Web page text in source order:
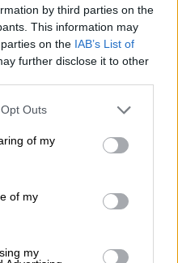
by third parties on the
This information may
on the IAB’s List of
further disclose it to other
uses one or more Google
You may click to
and its third-party tags to
purposes in below Google
Outs
of my
of my
my
, καθώς μόλις
είχε
περί
να
πανδημίας και των
ενταχθεί σε